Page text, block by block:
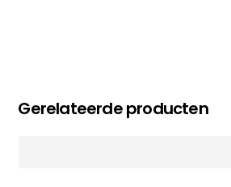
Gerelateerde producten